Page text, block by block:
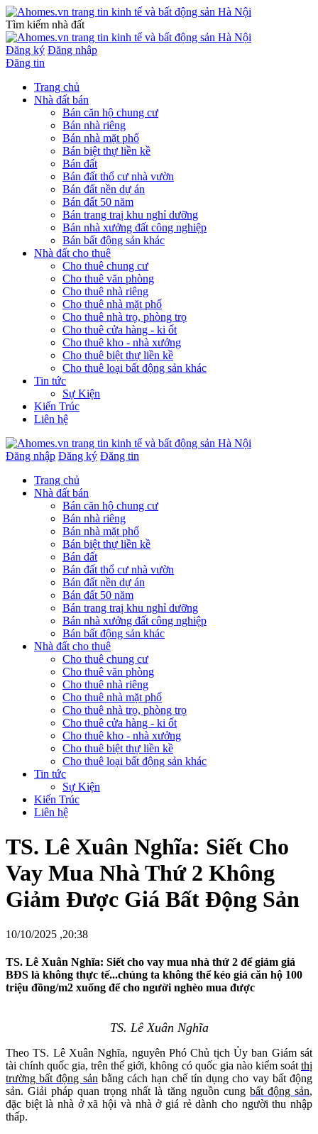
Tìm kiếm nhà đất
Đăng ký Đăng nhập
Đăng tin
Trang chủ
Nhà đất bán
Bán căn hộ chung cư
Bán nhà riêng
Bán nhà mặt phố
Bán biệt thự liền kề
Bán đất
Bán đất thổ cư nhà vườn
Bán đất nền dự án
Bán đất 50 năm
Bán trang traị khu nghỉ dưỡng
Bán nhà xưởng đất công nghiệp
Bán bất động sản khác
Nhà đất cho thuê
Cho thuê chung cư
Cho thuê văn phòng
Cho thuê nhà riêng
Cho thuê nhà mặt phố
Cho thuê nhà trọ, phòng trọ
Cho thuê cửa hàng - ki ốt
Cho thuê kho - nhà xưởng
Cho thuê biệt thự liền kề
Cho thuê loại bất động sản khác
Tin tức
Sự Kiện
Kiến Trúc
Liên hệ
Đăng nhập Đăng ký Đăng tin
Trang chủ
Nhà đất bán
Bán căn hộ chung cư
Bán nhà riêng
Bán nhà mặt phố
Bán biệt thự liền kề
Bán đất
Bán đất thổ cư nhà vườn
Bán đất nền dự án
Bán đất 50 năm
Bán trang traị khu nghỉ dưỡng
Bán nhà xưởng đất công nghiệp
Bán bất động sản khác
Nhà đất cho thuê
Cho thuê chung cư
Cho thuê văn phòng
Cho thuê nhà riêng
Cho thuê nhà mặt phố
Cho thuê nhà trọ, phòng trọ
Cho thuê cửa hàng - ki ốt
Cho thuê kho - nhà xưởng
Cho thuê biệt thự liền kề
Cho thuê loại bất động sản khác
Tin tức
Sự Kiện
Kiến Trúc
Liên hệ
TS. Lê Xuân Nghĩa: Siết Cho
Vay Mua Nhà Thứ 2 Không
Giảm Được Giá Bất Động Sản
10/10/2025 ,20:38
TS. Lê Xuân Nghĩa: Siết cho vay mua nhà thứ 2 để giảm giá
BĐS là không thực tế...chúng ta không thể kéo giá căn hộ 100
triệu đồng/m2 xuống để cho người nghèo mua được
TS. Lê Xuân Nghĩa
Theo TS. Lê Xuân Nghĩa, nguyên Phó Chủ tịch Ủy ban Giám sát
tài chính quốc gia, trên thế giới, không có quốc gia nào kiểm soátthị
trường bất động sảnbằng cách hạn chế tín dụng cho vay bất động
sản. Giải pháp quan trọng nhất là tăng nguồn cung bất động sản,
đặc biệt là nhà ở xã hội và nhà ở giá rẻ dành cho người thu nhập
thấp.